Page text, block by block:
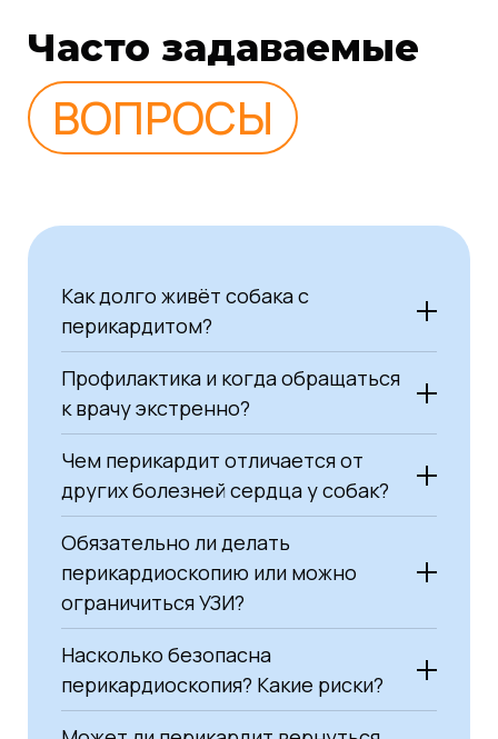
ВОПРОСЫ
Часто задаваемые
Как долго живёт собака с
перикардитом?
Идиопатический перикардит— при
своевременном дренировании и
наблюдении прогноз благоприятный.
Рецидивы возможны, но
контролируются.
Инфекционный— зависит от
возбудителя и ответа на терапию. При
раннем начале лечения исход чаще
положительный.
Неопластический— прогноз
осторожный или неблагоприятный.
Выживаемость зависит от типа опухоли,
Профилактика и когда обращаться
к врачу экстренно?
Ежегодные профилактические осмотры
с 6 лет, включающие аускультацию и УЗИ
сердца для пород-гигантов и собак с
предрасположенностью
Своевременное лечение системных
заболеваний (почечная
недостаточность, инфекции,
эндокринные нарушения)
Избегание травм грудной клетки,
Чем перикардит отличается от
других болезней сердца у собак?
Обязательно ли делать
перикардиоскопию или можно
ограничиться УЗИ?
Насколько безопасна
перикардиоскопия? Какие риски?